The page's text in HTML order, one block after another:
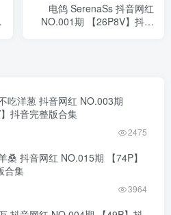
电鸽 SerenaSs 抖音网红
NO.001期 【26P8V】抖音
吃洋葱 抖音网红 NO.003期
】抖音完整版合集
2475
桑 抖音网红 NO.015期 【74P】
合集
3964